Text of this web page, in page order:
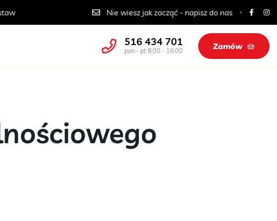
Catering dla szkół, przedszkoli i żłobków
Nie wiesz jak zacząć - napisz do nas
516 434 701
pon - pt 8:00 - 16:00 Zamów